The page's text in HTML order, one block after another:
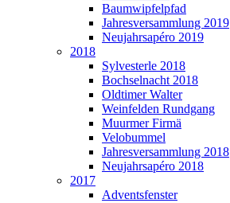
Baumwipfelpfad
Jahresversammlung 2019
Neujahrsapéro 2019
2018
Sylvesterle 2018
Bochselnacht 2018
Oldtimer Walter
Weinfelden Rundgang
Muurmer Firmä
Velobummel
Jahresversammlung 2018
Neujahrsapéro 2018
2017
Adventsfenster